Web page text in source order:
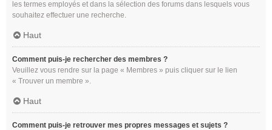
les termes employés et dans la sélection des forums dans lesquels vous
souhaitez effectuer une recherche.
Haut
Comment puis-je rechercher des membres ?
Veuillez vous rendre sur la page « Membres » puis cliquer sur le lien
« Trouver un membre ».
Haut
Comment puis-je retrouver mes propres messages et sujets ?